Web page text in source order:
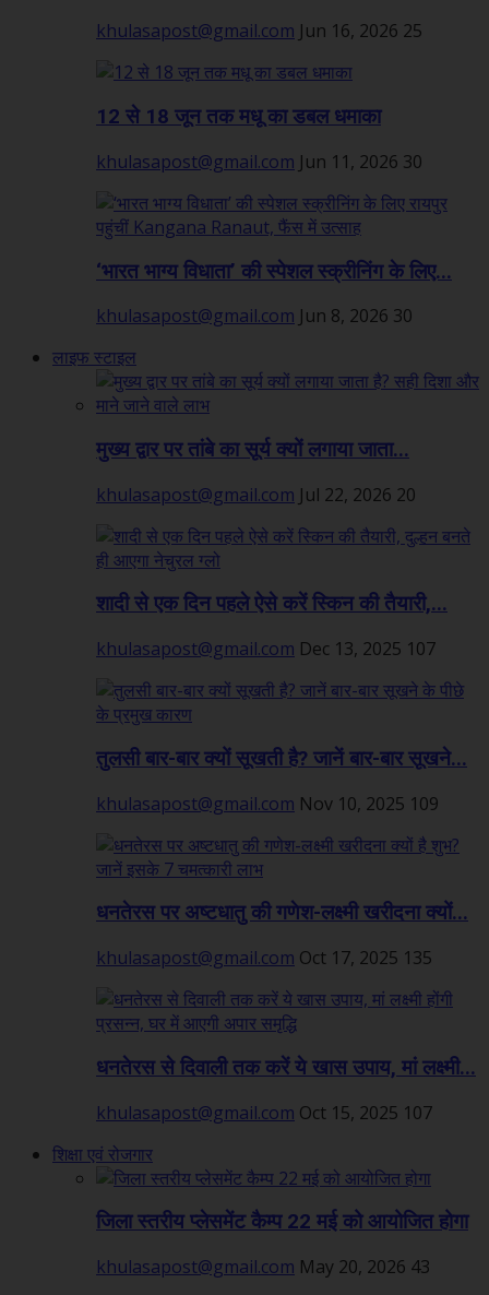
khulasapost@gmail.com Jun 16, 2026 25
12 से 18 जून तक मधू का डबल धमाका
khulasapost@gmail.com Jun 11, 2026 30
‘भारत भाग्य विधाता’ की स्पेशल स्क्रीनिंग के लिए...
khulasapost@gmail.com Jun 8, 2026 30
लाइफ स्टाइल
मुख्य द्वार पर तांबे का सूर्य क्यों लगाया जाता...
khulasapost@gmail.com Jul 22, 2026 20
शादी से एक दिन पहले ऐसे करें स्किन की तैयारी,...
khulasapost@gmail.com Dec 13, 2025 107
तुलसी बार-बार क्यों सूखती है? जानें बार-बार सूखने...
khulasapost@gmail.com Nov 10, 2025 109
धनतेरस पर अष्टधातु की गणेश-लक्ष्मी खरीदना क्यों...
khulasapost@gmail.com Oct 17, 2025 135
धनतेरस से दिवाली तक करें ये खास उपाय, मां लक्ष्मी...
khulasapost@gmail.com Oct 15, 2025 107
शिक्षा एवं रोजगार
जिला स्तरीय प्लेसमेंट कैम्प 22 मई को आयोजित होगा
khulasapost@gmail.com May 20, 2026 43